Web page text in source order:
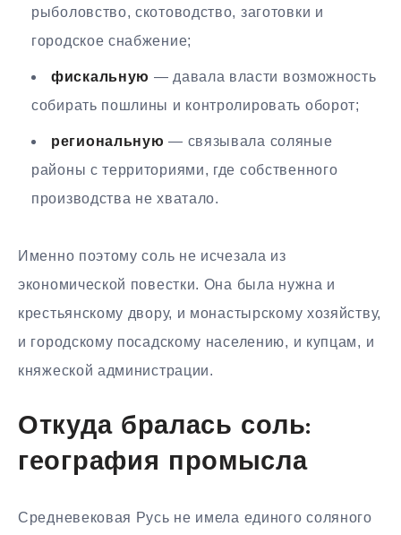
рыболовство, скотоводство, заготовки и
городское снабжение;
фискальную — давала власти возможность
собирать пошлины и контролировать оборот;
региональную — связывала соляные
районы с территориями, где собственного
производства не хватало.
Именно поэтому соль не исчезала из
экономической повестки. Она была нужна и
крестьянскому двору, и монастырскому хозяйству,
и городскому посадскому населению, и купцам, и
княжеской администрации.
Откуда бралась соль:
география промысла
Средневековая Русь не имела единого соляного